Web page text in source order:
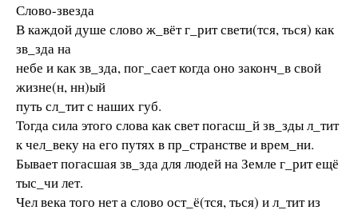
Слово-звезда
В каждой душе слово ж_вёт г_рит свети(тся, ться) как
зв_зда на
небе и как зв_зда, пог_сает когда оно законч_в свой
жизне(н, нн)ый
путь сл_тит с наших губ.
Тогда сила этого слова как свет погасш_й зв_зды л_тит
к чел_веку на его путях в пр_странстве и врем_ни.
Бывает погасшая зв_зда для людей на Земле г_рит ещё
тыс_чи лет.
Чел века того нет а слово ост_ё(тся, ться) и л_тит из